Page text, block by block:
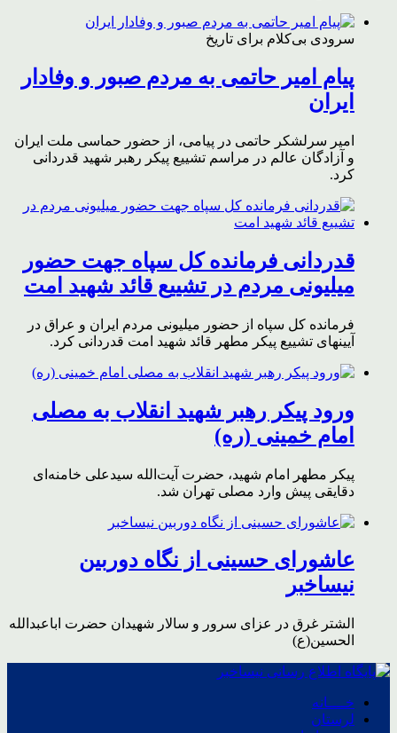
سرودی بی‌کلام برای تاریخ
پیام امیر حاتمی به مردم صبور و وفادار
ایران
امیر سرلشکر حاتمی در پیامی، از حضور حماسی ملت ایران
و آزادگان عالم در مراسم تشییع پیکر رهبر شهید قدردانی
کرد.
قدردانی فرمانده کل سپاه جهت حضور
میلیونی مردم در تشییع قائد شهید امت
فرمانده کل سپاه از حضور میلیونی مردم ایران و عراق در
آیینهای تشییع پیکر مطهر قائد شهید امت قدردانی کرد.
ورود پیکر رهبر شهید انقلاب به مصلی
امام خمینی (ره)
پیکر مطهر امام شهید،‌ حضرت آیت‌الله سیدعلی خامنه‌ای
دقایقی پیش وارد مصلی تهران شد.
عاشورای حسینی از نگاه دوربین
نیساخبر
الشتر غرق در عزای سرور و سالار شهیدان حضرت اباعبدالله
الحسین(ع)
خــــانه
لرستان